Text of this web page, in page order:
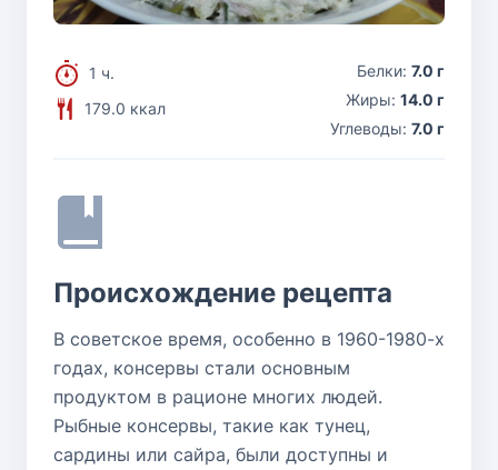
1 ч.
179.0 ккал
Белки: 7.0 г
Жиры: 14.0 г
Углеводы: 7.0 г
Происхождение рецепта
В советское время, особенно в 1960-1980-х
годах, консервы стали основным
продуктом в рационе многих людей.
Рыбные консервы, такие как тунец,
сардины или сайра, были доступны и